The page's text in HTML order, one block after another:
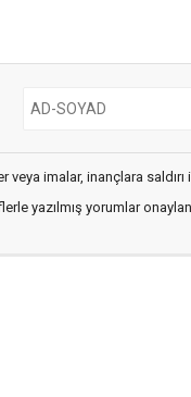
imalar, inançlara saldırı
yazılmış yorumlar